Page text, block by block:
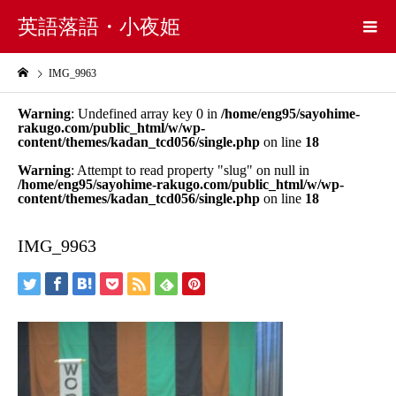
英語落語・小夜姫
IMG_9963
Warning: Undefined array key 0 in /home/eng95/sayohime-
rakugo.com/public_html/w/wp-
content/themes/kadan_tcd056/single.php on line 18
Warning: Attempt to read property "slug" on null in
/home/eng95/sayohime-rakugo.com/public_html/w/wp-
content/themes/kadan_tcd056/single.php on line 18
IMG_9963